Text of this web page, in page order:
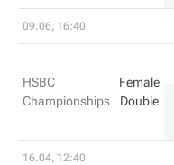
09.06, 16:40
HSBC
Championships
Female
Double
16.04, 12:40